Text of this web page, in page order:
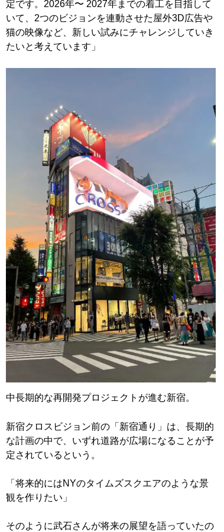
定です。2026年〜 2027年までの着工を目指して
いて、2つのビジョンを連動させた屋外3D広告や
猫の映像など、新しい試みにチャレンジしていき
たいと考えています」
中長期的な再開発プロジェクトが進む新宿。
新宿クロスビジョン前の「新宿通り」は、長期的
な計画の中で、いずれ道路が広場になることが予
定されているという。
「将来的にはNYのタイムズスクエアのような景
観を作りたい」
そのように武石さんが将来の展望を語っていたの